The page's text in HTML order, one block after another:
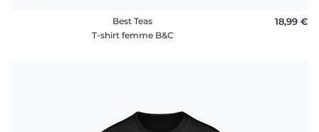
Best Teas
T-shirt femme B&C
18,99 €